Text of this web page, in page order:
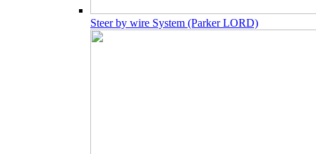
Steer by wire System (Parker LORD)